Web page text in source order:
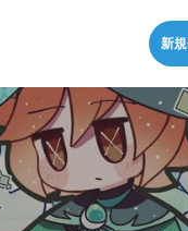
新
28日付で プライパシーポリ
受け取るにはここをクリック
Sketchアプリでさらに快適に
アプリをインストール